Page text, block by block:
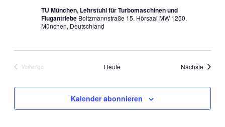
TU München, Lehrstuhl für Turbomaschinen und
Flugantriebe Boltzmannstraße 15, Hörsaal MW 1250,
München, Deutschland
Vorherige
Heute Nächste
Kalender abonnieren